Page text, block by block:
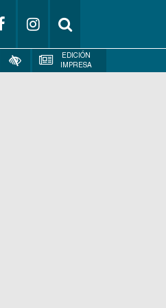
EDICIÓN
IMPRESA